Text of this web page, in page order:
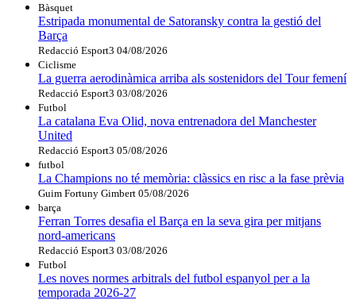
Bàsquet
Estripada monumental de Satoransky contra la gestió del
Barça
Redacció Esport3 04/08/2026
Ciclisme
La guerra aerodinàmica arriba als sostenidors del Tour femení
Redacció Esport3 03/08/2026
Futbol
La catalana Eva Olid, nova entrenadora del Manchester
United
Redacció Esport3 05/08/2026
futbol
La Champions no té memòria: clàssics en risc a la fase prèvia
Guim Fortuny Gimbert 05/08/2026
barça
Ferran Torres desafia el Barça en la seva gira per mitjans
nord-americans
Redacció Esport3 03/08/2026
Futbol
Les noves normes arbitrals del futbol espanyol per a la
temporada 2026-27